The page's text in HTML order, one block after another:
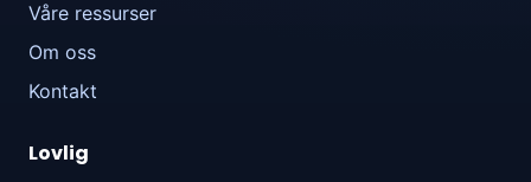
Våre ressurser
Om oss
Kontakt
Lovlig